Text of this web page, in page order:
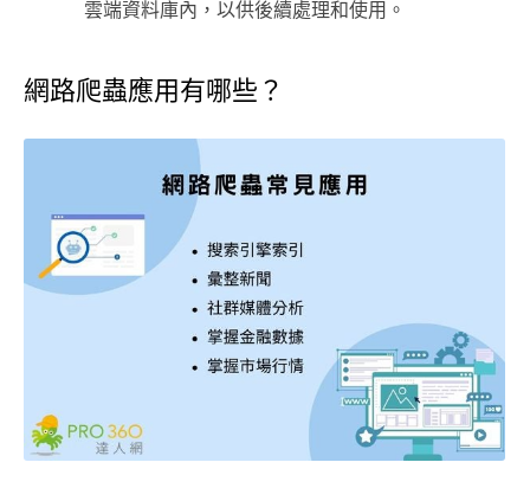
雲端資料庫內，以供後續處理和使用。
網路爬蟲應用有哪些？